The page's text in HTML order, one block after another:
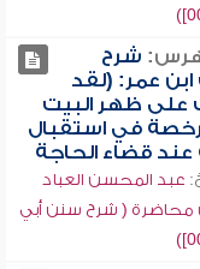
شرح
عمر: (لقد
على ظهر البيت
في استقبال
عند قضاء الحاجة
عبد المحسن العباد
محاضرة ( شرح سنن أبي